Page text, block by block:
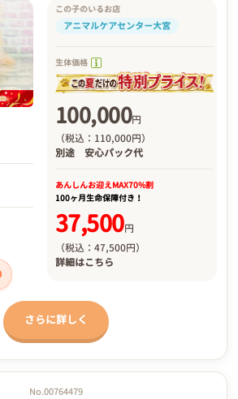
この子のいるお店
アニマルケアセンター大宮
生体価格
100,000円
（税込：110,000円）
別途 安心パック代
あんしんお迎えMAX70%割
100ヶ月生命保障付き！
37,500円
（税込：47,500円）
詳細はこちら
さらに詳しく
No.00764479